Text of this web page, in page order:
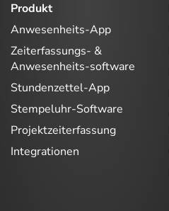
Produkt
Anwesenheits-App
Zeiterfassungs- &
Anwesenheits-software
Stundenzettel-App
Stempeluhr-Software
Projektzeiterfassung
Integrationen